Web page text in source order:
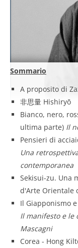
Sommario
A proposito di
非思量 Hishiryō
Bianco, nero,
ultima parte) Il
Pensieri di
Una
contemporanea
Sekisui-zu. Una
d'Arte Orientale
Il Giapponismo
Il manifesto e le
Mascagni
Corea - Hong